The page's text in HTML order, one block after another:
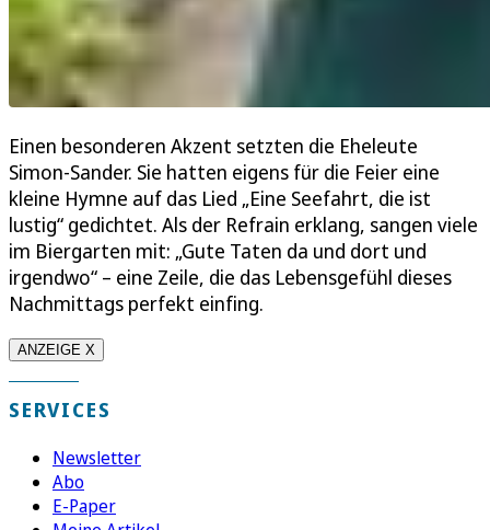
Einen besonderen Akzent setzten die Eheleute
Simon-Sander. Sie hatten eigens für die Feier eine
kleine Hymne auf das Lied „Eine Seefahrt, die ist
lustig“ gedichtet. Als der Refrain erklang, sangen viele
im Biergarten mit: „Gute Taten da und dort und
irgendwo“ – eine Zeile, die das Lebensgefühl dieses
Nachmittags perfekt einfing.
ANZEIGE X
SERVICES
Newsletter
Abo
E-Paper